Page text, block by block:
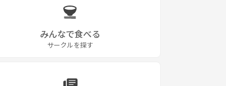
みんなで食べる
サークルを探す